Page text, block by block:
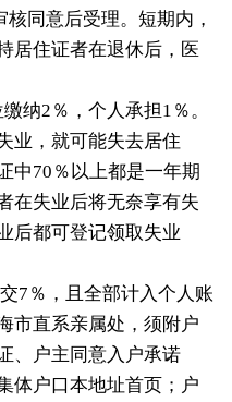
同意后受理。短期内，
居住证者在退休后，医
纳2％，个人承担1％。
业，就可能失去居住
中70％以上都是一年期
在失业后将无奈享有失
后都可登记领取失业
7％，且全部计入个人账
市直系亲属处，须附户
、户主同意入户承诺
体户口本地址首页；户